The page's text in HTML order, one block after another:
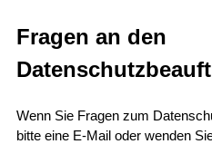
Fragen an den
Wenn Sie Fragen zum
bitte eine E-Mail oder wenden